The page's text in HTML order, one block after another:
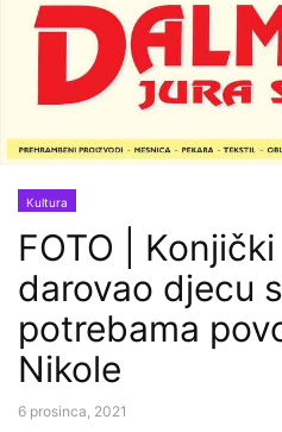
Kultura
FOTO | Konjički
darovao djecu
potrebama
Nikole
6 prosinca, 2021